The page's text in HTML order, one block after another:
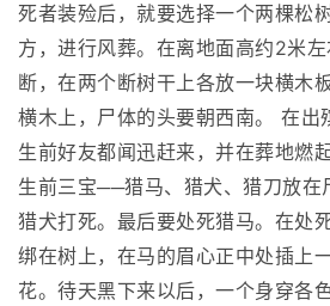
死者装殓后，就要选择一个两棵松
方，进行风葬。在离地面高约2米
断，在两个断树干上各放一块横木
横木上，尸体的头要朝西南。 在出
生前好友都闻迅赶来，并在葬地燃
生前三宝──猎马、猎犬、猎刀放在
猎犬打死。最后要处死猎马。在处
绑在树上，在马的眉心正中处插上
花。待天黑下来以后，一个身穿各